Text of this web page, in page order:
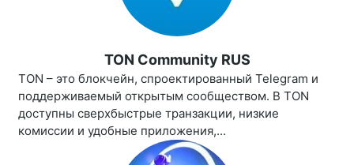
TON Community RUS
TON – это блокчейн, спроектированный Telegram и
поддерживаемый открытым сообществом. В TON
доступны сверхбыстрые транзакции, низкие
комиссии и удобные приложения,...